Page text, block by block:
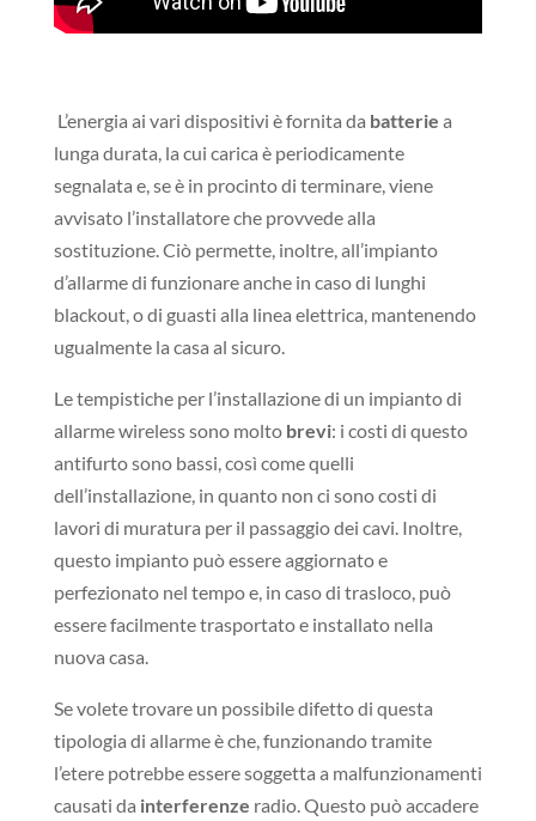
L’energia ai vari dispositivi è fornita da batterie a
lunga durata, la cui carica è periodicamente
segnalata e, se è in procinto di terminare, viene
avvisato l’installatore che provvede alla
sostituzione. Ciò permette, inoltre, all’impianto
d’allarme di funzionare anche in caso di lunghi
blackout, o di guasti alla linea elettrica, mantenendo
ugualmente la casa al sicuro.
Le tempistiche per l’installazione di un impianto di
allarme wireless sono molto brevi: i costi di questo
antifurto sono bassi, così come quelli
dell’installazione, in quanto non ci sono costi di
lavori di muratura per il passaggio dei cavi. Inoltre,
questo impianto può essere aggiornato e
perfezionato nel tempo e, in caso di trasloco, può
essere facilmente trasportato e installato nella
nuova casa.
Se volete trovare un possibile difetto di questa
tipologia di allarme è che, funzionando tramite
l’etere potrebbe essere soggetta a malfunzionamenti
causati da interferenze radio. Questo può accadere